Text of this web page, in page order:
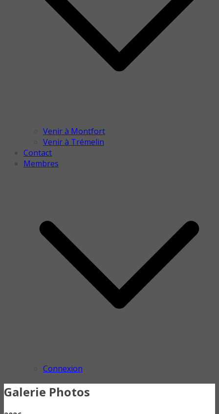
Venir à Montfort
Venir à Trémelin
Contact
Membres
Connexion
Galerie Photos